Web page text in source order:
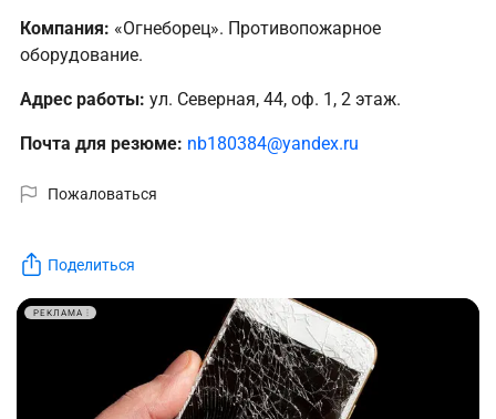
Компания: «Огнеборец». Противопожарное
оборудование.
Адрес работы: ул. Северная, 44, оф. 1, 2 этаж.
Почта для резюме: nb180384@yandex.ru
Пожаловаться
Поделиться
РЕКЛАМА